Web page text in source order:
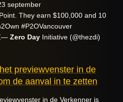
september
They earn $100,000 and 10
#P2OVancouver
Zero Day Initiative (@thezdi)
previewvenster in de
de aanval in te zetten
in de Verkenner is